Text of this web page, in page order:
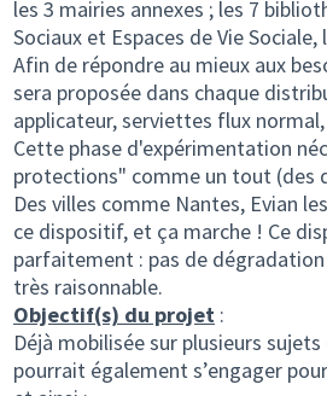
les 3 mairies annexes ; les 7
Sociaux et Espaces de Vie
Afin de répondre au mieux aux
sera proposée dans chaque
applicateur, serviettes flux
Cette phase d'expérimentation
protections" comme un tout (des
Des villes comme Nantes, Evian
ce dispositif, et ça marche ! Ce
parfaitement : pas de
très raisonnable.
Objectif(s) du projet :
Déjà mobilisée sur plusieurs
pourrait également s’engager